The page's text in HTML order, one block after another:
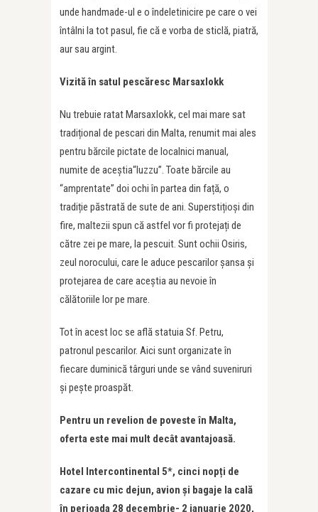
unde handmade-ul e o îndeletinicire pe care o vei
întâlni la tot pasul, fie că e vorba de sticlă, piatră,
aur sau argint.
Vizită în satul pescăresc Marsaxlokk
Nu trebuie ratat Marsaxlokk, cel mai mare sat
tradițional de pescari din Malta, renumit mai ales
pentru bărcile pictate de localnici manual,
numite de aceștia“luzzu”. Toate bărcile au
“amprentate” doi ochi în partea din față, o
tradiție păstrată de sute de ani. Superstițioși din
fire, maltezii spun că astfel vor fi protejați de
către zei pe mare, la pescuit. Sunt ochii Osiris,
zeul norocului, care le aduce pescarilor șansa și
protejarea de care aceștia au nevoie în
călătoriile lor pe mare.
Tot în acest loc se află statuia Sf. Petru,
patronul pescarilor. Aici sunt organizate în
fiecare duminică târguri unde se vând suveniruri
și pește proaspăt.
Pentru un revelion de poveste în Malta,
oferta este mai mult decât avantajoasă.
Hotel Intercontinental 5*, cinci nopți de
cazare cu mic dejun, avion și bagaje la cală
în perioada 28 decembrie- 2 ianuarie 2020,